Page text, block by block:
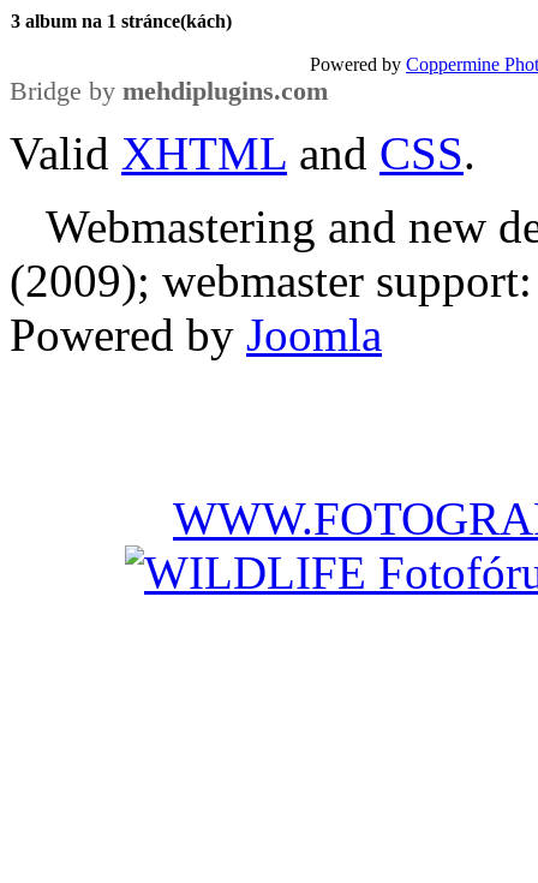
3 album na 1 stránce(kách)
Powered by Coppermine
Bridge by mehdiplugins.com
Valid XHTML and CSS.
Webmastering and new
(2009); webmaster
Powered by Joomla